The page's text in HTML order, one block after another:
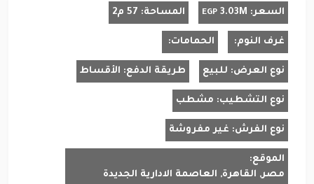
السعر: 3.03M
EGP المساحة: 57 م2
غرف النوم: الحمامات:
نوع العرض: للبيع طريقة الدفع: الأقساط
نوع التشطيب: مشطب
نوع الفرش: غير مفروشة
الموقع:
مصر, القاهرة, العاصمة الادارية الجديدة